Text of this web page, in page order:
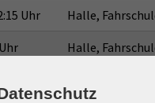
Uhr Halle,
Halle,